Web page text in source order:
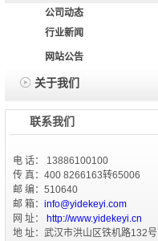
公司动态
行业新闻
网站公告
关于我们
联系我们
电 话： 13886100100
传 真：400 8266163转65006
邮 编：510640
邮 箱： info@yidekeyi.com
网 址：
http://www.yidekeyi.cn
地 址：武汉市洪山区铁机路132号